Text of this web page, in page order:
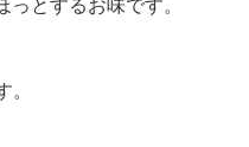
とするお味です。